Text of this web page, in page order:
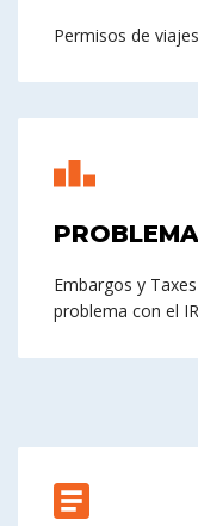
Permisos de
Embargos y
problema con el